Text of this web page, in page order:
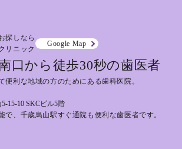
探しなら
リニック
Google Map
口から徒歩30秒の歯医者
便利な地域の方のためにある歯科医院。
15-10 SKCビル5階
で、千歳烏山駅すぐ通院も便利な歯医者です。